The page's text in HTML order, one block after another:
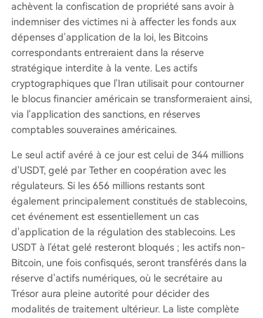
achèvent la confiscation de propriété sans avoir à
indemniser des victimes ni à affecter les fonds aux
dépenses d'application de la loi, les Bitcoins
correspondants entreraient dans la réserve
stratégique interdite à la vente. Les actifs
cryptographiques que l'Iran utilisait pour contourner
le blocus financier américain se transformeraient ainsi,
via l'application des sanctions, en réserves
comptables souveraines américaines.
Le seul actif avéré à ce jour est celui de 344 millions
d'USDT, gelé par Tether en coopération avec les
régulateurs. Si les 656 millions restants sont
également principalement constitués de stablecoins,
cet événement est essentiellement un cas
d'application de la régulation des stablecoins. Les
USDT à l'état gelé resteront bloqués ; les actifs non-
Bitcoin, une fois confisqués, seront transférés dans la
réserve d'actifs numériques, où le secrétaire au
Trésor aura pleine autorité pour décider des
modalités de traitement ultérieur. La liste complète